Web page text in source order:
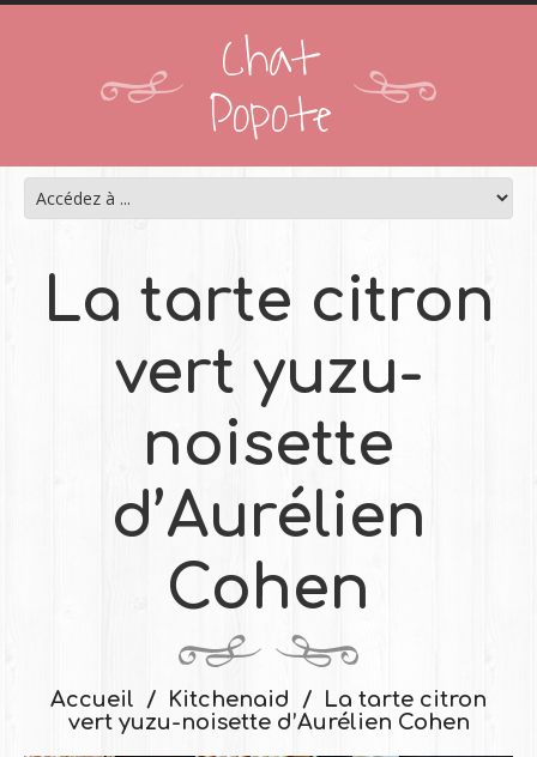
Chat
Popote
La tarte citron
vert yuzu-
noisette
d’Aurélien
Cohen
Accueil Kitchenaid
La tarte citron
vert yuzu-noisette d’Aurélien Cohen